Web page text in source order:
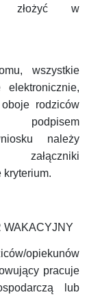
złożyć w
wszystkie
rodziców
podpisem
należy
załączniki
kryterium.
WAKACYJNY
opiekunów
pracuje
lub